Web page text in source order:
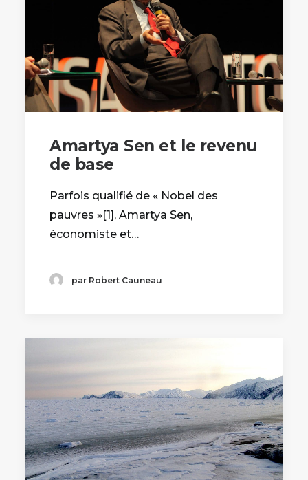
Amartya Sen et le revenu
de base
Parfois qualifié de « Nobel des
pauvres »[1], Amartya Sen,
économiste et…
par Robert Cauneau